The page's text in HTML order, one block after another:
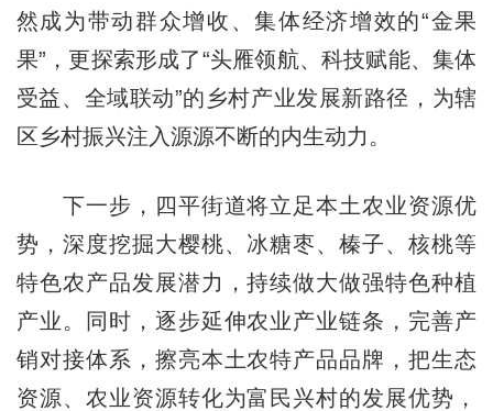
然成为带动群众增收、集体经济增效的“金果
果”，更探索形成了“头雁领航、科技赋能、集体
受益、全域联动”的乡村产业发展新路径，为辖
区乡村振兴注入源源不断的内生动力。
下一步，四平街道将立足本土农业资源优
势，深度挖掘大樱桃、冰糖枣、榛子、核桃等
特色农产品发展潜力，持续做大做强特色种植
产业。同时，逐步延伸农业产业链条，完善产
销对接体系，擦亮本土农特产品品牌，把生态
资源、农业资源转化为富民兴村的发展优势，